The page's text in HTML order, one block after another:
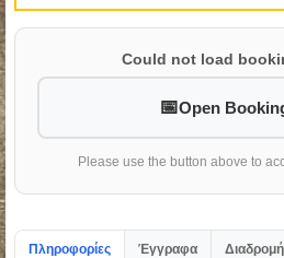
Could not load
Open
Please use the button above to
Πληροφορίες Έγγραφα Διαδρομή